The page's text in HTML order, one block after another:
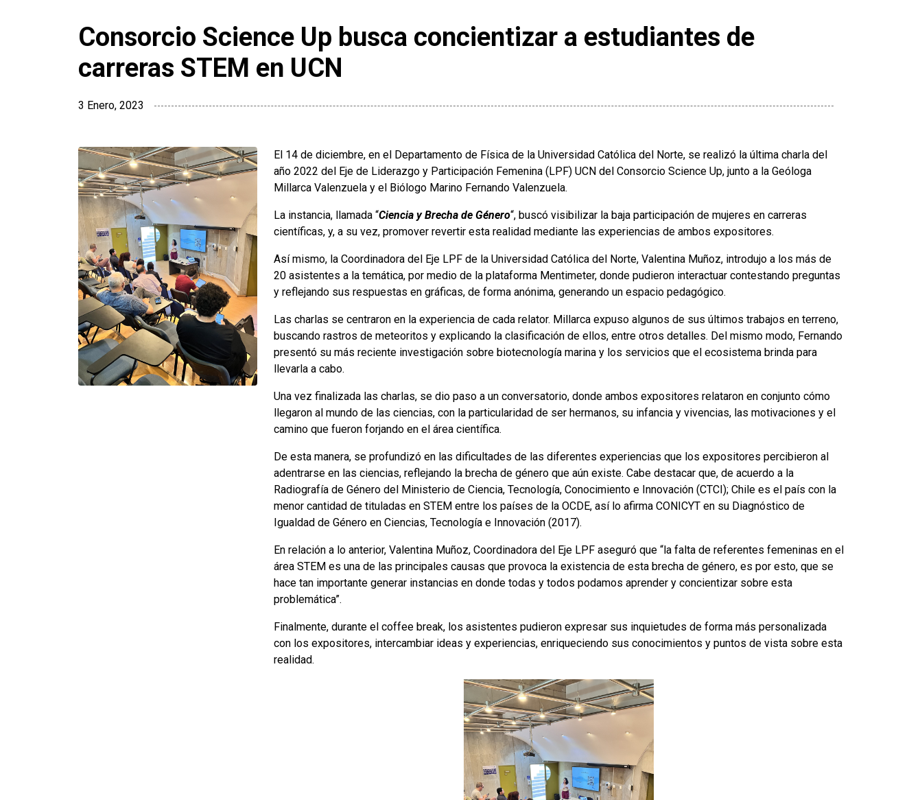
Consorcio Science Up busca concientizar a estudiantes de
carreras STEM en UCN
3 Enero, 2023
El 14 de diciembre, en el Departamento de Física de la Universidad Católica del Norte, se realizó la última charla del
año 2022 del Eje de Liderazgo y Participación Femenina (LPF) UCN del Consorcio Science Up, junto a la Geóloga
Millarca Valenzuela y el Biólogo Marino Fernando Valenzuela.
La instancia, llamada “Ciencia y Brecha de Género“, buscó visibilizar la baja participación de mujeres en carreras
científicas, y, a su vez, promover revertir esta realidad mediante las experiencias de ambos expositores.
Así mismo, la Coordinadora del Eje LPF de la Universidad Católica del Norte, Valentina Muñoz, introdujo a los más de
20 asistentes a la temática, por medio de la plataforma Mentimeter, donde pudieron interactuar contestando preguntas
y reflejando sus respuestas en gráficas, de forma anónima, generando un espacio pedagógico.
Las charlas se centraron en la experiencia de cada relator. Millarca expuso algunos de sus últimos trabajos en terreno,
buscando rastros de meteoritos y explicando la clasificación de ellos, entre otros detalles. Del mismo modo, Fernando
presentó su más reciente investigación sobre biotecnología marina y los servicios que el ecosistema brinda para
llevarla a cabo.
Una vez finalizada las charlas, se dio paso a un conversatorio, donde ambos expositores relataron en conjunto cómo
llegaron al mundo de las ciencias, con la particularidad de ser hermanos, su infancia y vivencias, las motivaciones y el
camino que fueron forjando en el área científica.
De esta manera, se profundizó en las dificultades de las diferentes experiencias que los expositores percibieron al
adentrarse en las ciencias, reflejando la brecha de género que aún existe. Cabe destacar que, de acuerdo a la
Radiografía de Género del Ministerio de Ciencia, Tecnología, Conocimiento e Innovación (CTCI); Chile es el país con la
menor cantidad de tituladas en STEM entre los países de la OCDE, así lo afirma CONICYT en su Diagnóstico de
Igualdad de Género en Ciencias, Tecnología e Innovación (2017).
En relación a lo anterior, Valentina Muñoz, Coordinadora del Eje LPF aseguró que “la falta de referentes femeninas en el
área STEM es una de las principales causas que provoca la existencia de esta brecha de género, es por esto, que se
hace tan importante generar instancias en donde todas y todos podamos aprender y concientizar sobre esta
problemática”.
Finalmente, durante el coffee break, los asistentes pudieron expresar sus inquietudes de forma más personalizada
con los expositores, intercambiar ideas y experiencias, enriqueciendo sus conocimientos y puntos de vista sobre esta
realidad.